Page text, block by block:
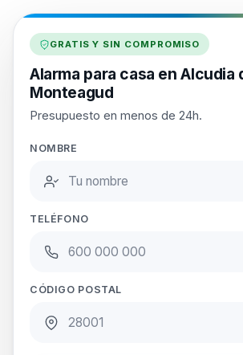
GRATIS Y SIN COMPROMISO
Alarma para casa en Alcudia
Monteagud
Presupuesto en menos de 24h.
NOMBRE
TELÉFONO
CÓDIGO POSTAL